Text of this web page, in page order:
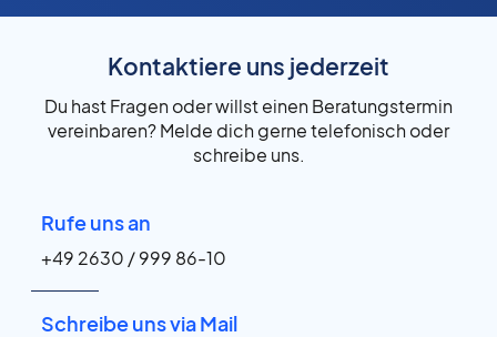
Kontaktiere uns jederzeit
Du hast Fragen oder willst einen Beratungstermin
vereinbaren? Melde dich gerne telefonisch oder
schreibe uns.
Rufe uns an
+49 2630 / 999 86-10
Schreibe uns via Mail